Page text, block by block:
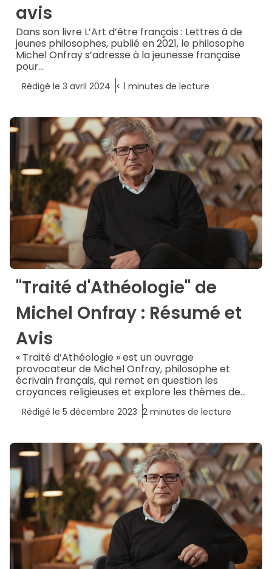
avis
Dans son livre L’Art d’être français : Lettres à de
jeunes philosophes, publié en 2021, le philosophe
Michel Onfray s’adresse à la jeunesse française
pour...
Rédigé le 3 avril 2024 < 1 minutes de lecture
"Traité d'Athéologie" de
Michel Onfray : Résumé et
Avis
« Traité d’Athéologie » est un ouvrage
provocateur de Michel Onfray, philosophe et
écrivain français, qui remet en question les
croyances religieuses et explore les thèmes de...
Rédigé le 5 décembre 2023 2 minutes de lecture